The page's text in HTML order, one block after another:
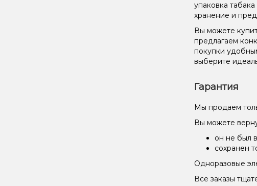
упаковка
хранение и
Вы можете
предлагаем
покупки
выберите
Гарантия
Мы продаем
Вы можете
он не был
сохранен
Одноразовые
Все заказы